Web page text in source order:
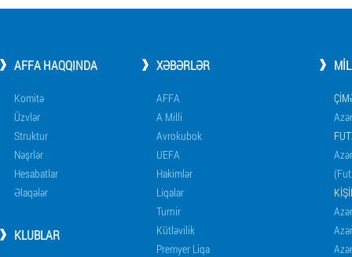
AFFA HAQQINDA
Komitə
Üzvlər
Struktur
Nəşrlər
Hesabatlar
Əlaqələr
KLUBLAR
XƏBƏRLƏR
AFFA
A Milli
Avrokubok
UEFA
Hakimlər
Liqalar
Turnir
Kütləvilik
Premyer Liqa